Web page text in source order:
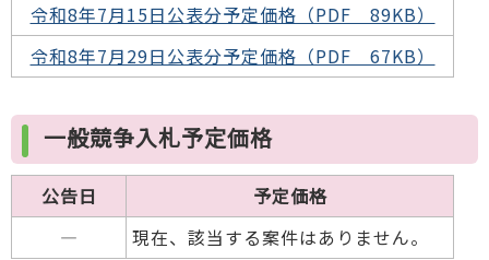
令和8年7月15日公表分予定価格（PDF 89KB）
令和8年7月29日公表分予定価格（PDF 67KB）
一般競争入札予定価格
公告日
予定価格
―
現在、該当する案件はありません。